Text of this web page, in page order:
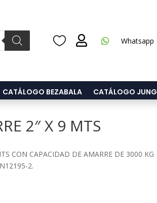
   Whatsapp
CATÁLOGO BEZABALA CATÁLOGO JUNG
2″ X 9 MTS
CON CAPACIDAD DE AMARRE DE 3000 KG
2.